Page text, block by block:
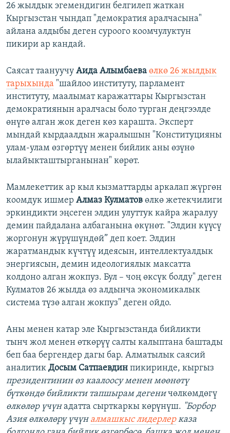
26 жылдык эгемендигин белгилеп жаткан
Кыргызстан чындап "демократия аралчасына"
айлана алдыбы деген суроого коомчулуктун
пикири ар кандай.
Саясат таануучу Аида Алымбаева өлкө 26 жылдык
тарыхында "шайлоо институту, парламент
институту, маалымат каражаттары Кыргызстан
демократиянын аралчасы боло турган деңгээлде
өнүгө алган жок деген көз карашта. Эксперт
мындай кырдаалдын жаралышын "Конституцияны
улам-улам өзгөртүү менен бийлик аны өзүнө
ылайыкташтырганынан" көрөт.
Мамлекеттик ар кыл кызматтарды аркалап жүргөн
коомдук ишмер Алмаз Кулматов өлкө жетекчилиги
эркиндикти эңсеген элдин улуттук кайра жаралуу
демин пайдалана албаганына өкүнөт. "Элдин күүсү
жоргонун жүрүшүндөй” деп коет. Элдин
жаратмандык күчтүү идеясын, интеллектуалдык
энергиясын, демин идеологиялык максатта
колдоно алган жокпуз. Бул – чоң өксүк болду" деген
Кулматов 26 жылда өз алдынча экономикалык
система түзө алган жокпуз" деген ойдо.
Аны менен катар эле Кыргызстанда бийликти
тынч жол менен өткөрүү салты калыптана баштады
беп баа бергендер дагы бар. Алматылык саясий
аналитик Досым Сатпаевдин пикиринде, кыргыз
президентинин өз каалоосу менен мөөнөтү
бүткөндө бийликти тапшырам дегеничөлкөмдөгү
өлкөлөр үчүнадатта сырткаркы көрүнүш. "Борбор
Азия өлкөлөрү үчүн алмашкыс лидерлер каза